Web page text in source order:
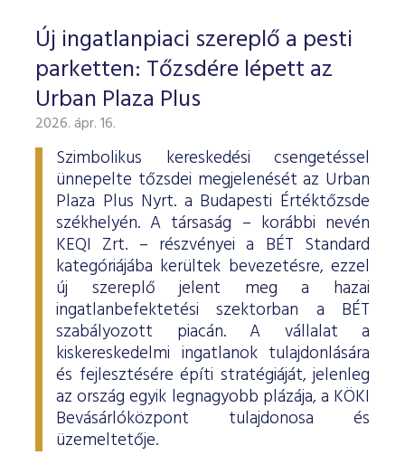
Új ingatlanpiaci szereplő a pesti
parketten: Tőzsdére lépett az
Urban Plaza Plus
2026. ápr. 16.
Szimbolikus kereskedési csengetéssel
ünnepelte tőzsdei megjelenését az Urban
Plaza Plus Nyrt. a Budapesti Értéktőzsde
székhelyén. A társaság – korábbi nevén
KEQI Zrt. – részvényei a BÉT Standard
kategóriájába kerültek bevezetésre, ezzel
új szereplő jelent meg a hazai
ingatlanbefektetési szektorban a BÉT
szabályozott piacán. A vállalat a
kiskereskedelmi ingatlanok tulajdonlására
és fejlesztésére építi stratégiáját, jelenleg
az ország egyik legnagyobb plázája, a KÖKI
Bevásárlóközpont tulajdonosa és
üzemeltetője.